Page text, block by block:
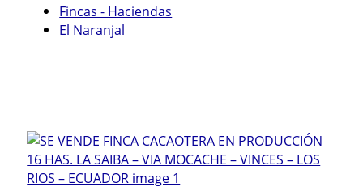
Fincas - Haciendas
El Naranjal